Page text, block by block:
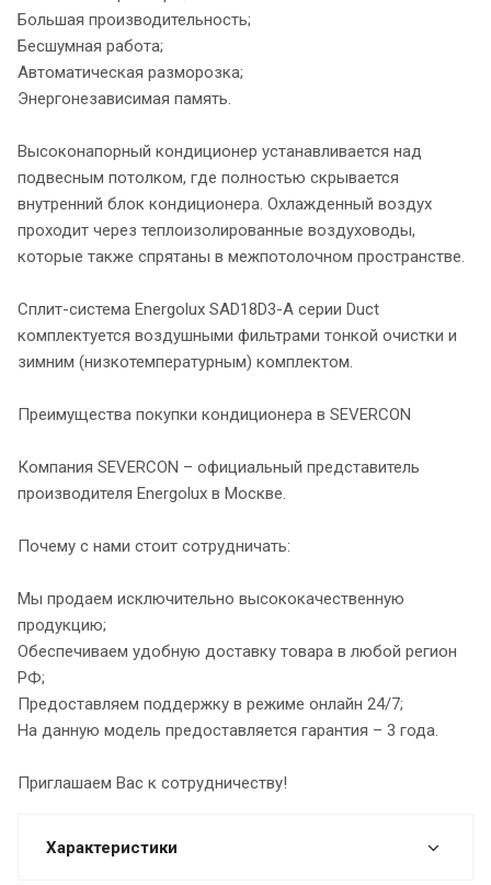
Большая производительность;
Бесшумная работа;
Автоматическая разморозка;
Энергонезависимая память.
Высоконапорный кондиционер устанавливается над
подвесным потолком, где полностью скрывается
внутренний блок кондиционера. Охлажденный воздух
проходит через теплоизолированные воздуховоды,
которые также спрятаны в межпотолочном пространстве.
Сплит-система Energolux SAD18D3-A серии Duct
комплектуется воздушными фильтрами тонкой очистки и
зимним (низкотемпературным) комплектом.
Преимущества покупки кондиционера в SEVERCON
Компания SEVERCON – официальный представитель
производителя Energolux в Москве.
Почему с нами стоит сотрудничать:
Мы продаем исключительно высококачественную
продукцию;
Обеспечиваем удобную доставку товара в любой регион
РФ;
Предоставляем поддержку в режиме онлайн 24/7;
На данную модель предоставляется гарантия – 3 года.
Приглашаем Вас к сотрудничеству!
Характеристики